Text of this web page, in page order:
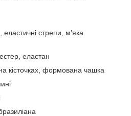
стрепи, м’яка
еластан
кісточках, формована чашка